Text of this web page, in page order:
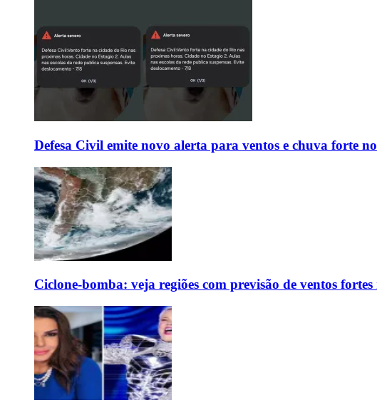
Defesa Civil emite novo alerta para ventos e chuva forte
Ciclone-bomba: veja regiões com previsão de ventos fortes